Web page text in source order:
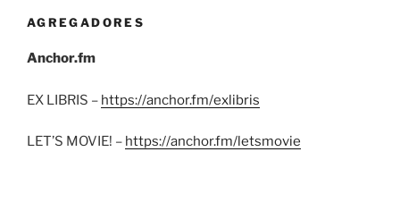
AGREGADORES
Anchor.fm
EX LIBRIS – https://anchor.fm/exlibris
LET’S MOVIE! – https://anchor.fm/letsmovie